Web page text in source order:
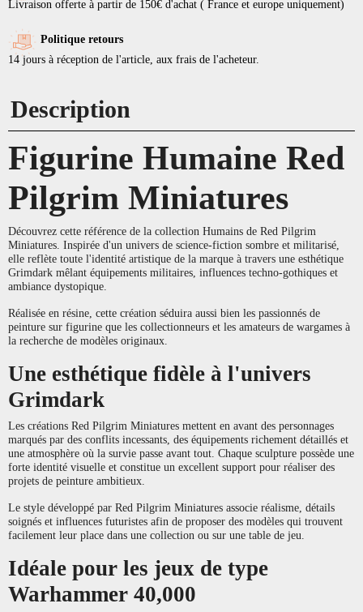
Livraison offerte à partir de 150€ d'achat ( France et europe uniquement)
Politique retours
14 jours à réception de l'article, aux frais de l'acheteur.
Description
Figurine Humaine Red
Pilgrim Miniatures
Découvrez cette référence de la collection Humains de Red Pilgrim
Miniatures. Inspirée d'un univers de science-fiction sombre et militarisé,
elle reflète toute l'identité artistique de la marque à travers une esthétique
Grimdark mêlant équipements militaires, influences techno-gothiques et
ambiance dystopique.
Réalisée en résine, cette création séduira aussi bien les passionnés de
peinture sur figurine que les collectionneurs et les amateurs de wargames à
la recherche de modèles originaux.
Une esthétique fidèle à l'univers
Grimdark
Les créations Red Pilgrim Miniatures mettent en avant des personnages
marqués par des conflits incessants, des équipements richement détaillés et
une atmosphère où la survie passe avant tout. Chaque sculpture possède une
forte identité visuelle et constitue un excellent support pour réaliser des
projets de peinture ambitieux.
Le style développé par Red Pilgrim Miniatures associe réalisme, détails
soignés et influences futuristes afin de proposer des modèles qui trouvent
facilement leur place dans une collection ou sur une table de jeu.
Idéale pour les jeux de type
Warhammer 40,000